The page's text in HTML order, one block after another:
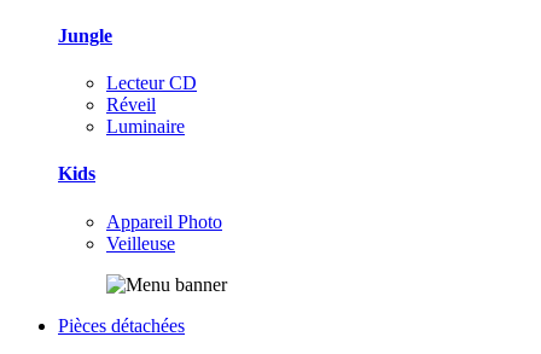
Jungle
Lecteur CD
Réveil
Luminaire
Kids
Appareil Photo
Veilleuse
Pièces détachées